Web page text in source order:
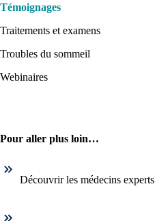
Témoignages
Traitements et examens
Troubles du sommeil
Webinaires
Pour aller plus loin…
Découvrir les médecins experts